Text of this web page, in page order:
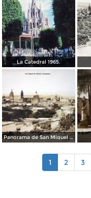
La Catedral 1965.
Panorama de San Miguel de Allende, Guanajuato .
1 2 3